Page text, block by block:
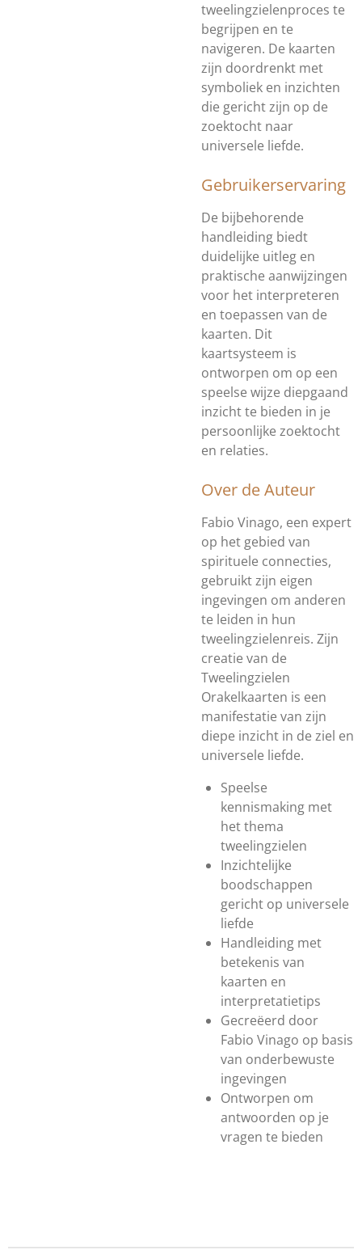
tweelingzielenproces te
begrijpen en te
navigeren. De kaarten
zijn doordrenkt met
symboliek en inzichten
die gericht zijn op de
zoektocht naar
universele liefde.
Gebruikerservaring
De bijbehorende
handleiding biedt
duidelijke uitleg en
praktische aanwijzingen
voor het interpreteren
en toepassen van de
kaarten. Dit
kaartsysteem is
ontworpen om op een
speelse wijze diepgaand
inzicht te bieden in je
persoonlijke zoektocht
en relaties.
Over de Auteur
Fabio Vinago, een expert
op het gebied van
spirituele connecties,
gebruikt zijn eigen
ingevingen om anderen
te leiden in hun
tweelingzielenreis. Zijn
creatie van de
Tweelingzielen
Orakelkaarten is een
manifestatie van zijn
diepe inzicht in de ziel en
universele liefde.
Speelse
kennismaking met
het thema
tweelingzielen
Inzichtelijke
boodschappen
gericht op universele
liefde
Handleiding met
betekenis van
kaarten en
interpretatietips
Gecreëerd door
Fabio Vinago op basis
van onderbewuste
ingevingen
Ontworpen om
antwoorden op je
vragen te bieden